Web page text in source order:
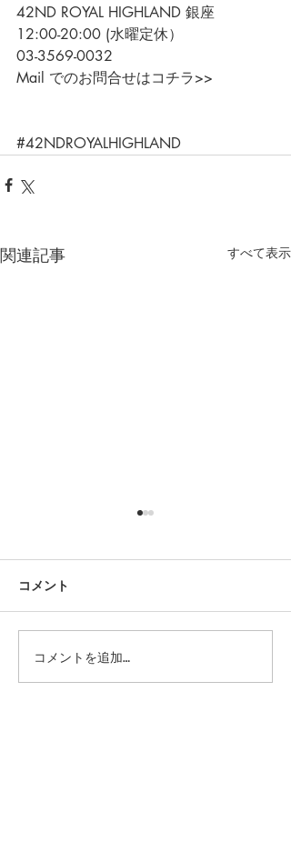
42ND ROYAL HIGHLAND 銀座
12:00-20:00 (水曜定休）
03-3569-0032
Mail でのお問合せはコチラ>>
#42NDROYALHIGHLAND
関連記事 すべて表示
今後のシューリペアにつ
いて｜42ND ROYAL
コメント
コメントを追加…